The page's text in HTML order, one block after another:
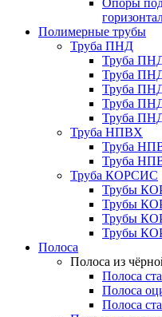
Опоры
Полимерные трубы
Труба ПНД
Труба
Труба
Труба
Труба
Труба
Труба НПВХ
Труба
Труба
Труба КОРСИС
Трубы
Трубы
Трубы
Трубы
Полоса
Полоса из
Полоса
Полоса
Полоса